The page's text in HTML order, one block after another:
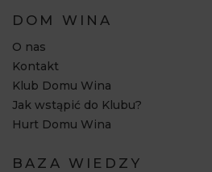
DOM WINA
O nas
Kontakt
Klub Domu Wina
Jak wstąpić do Klubu?
Hurt Domu Wina
BAZA WIEDZY